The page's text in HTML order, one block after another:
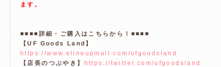
ます。
■■■■詳細・ご購入はこちらから！■■■■
【UF Goods Land】
https://www.elineupmall.com/ufgoodsland
【店長のつぶやき】 https://twitter.com/ufgoodsland